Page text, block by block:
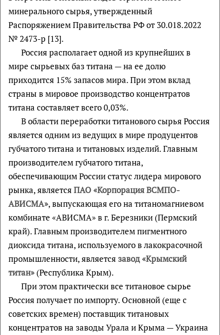
минерального сырья, утвержденный
Распоряжением Правительства РФ от 30.018.2022
№ 2473-р [13].
Россия располагает одной из крупнейших в
мире сырьевых баз титана — на ее долю
приходится 15% запасов мира. При этом вклад
страны в мировое производство концентратов
титана составляет всего 0,03%.
В области переработки титанового сырья Россия
является одним из ведущих в мире продуцентов
губчатого титана и титановых изделий. Главным
производителем губчатого титана,
обеспечивающим России статус лидера мирового
рынка, являетсяПАО «Корпорация ВСМПО-
АВИСМА», выпускающая его на титаномагниевом
комбинате «АВИСМА» в г. Березники (Пермский
край). Главным производителем пигментного
диоксида титана, используемого в лакокрасочной
промышленности, являетсязавод «Крымский
титан» (Республика Крым).
При этом практически все титановое сырье
Россия получает по импорту. Основной (еще с
советских времен) поставщик титановых
концентратов на заводы Урала и Крыма — Украина